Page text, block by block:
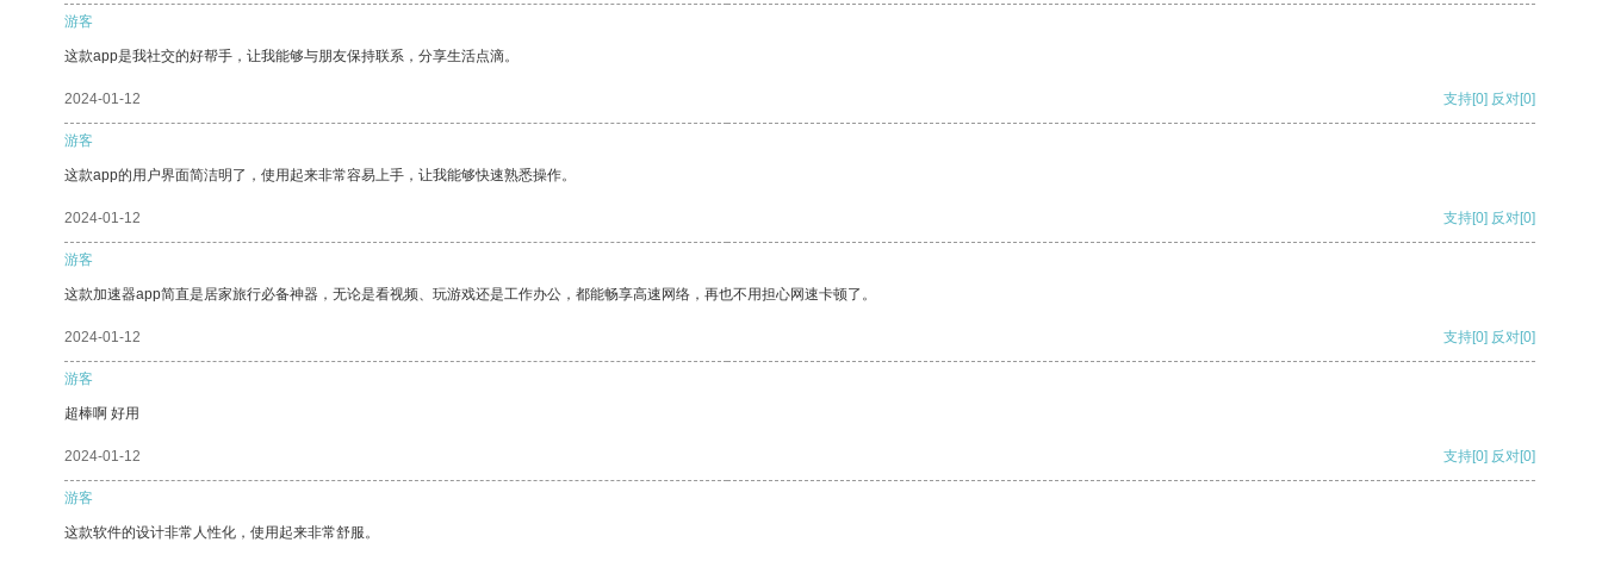
游客
这款app是我社交的好帮手，让我能够与朋友保持联系，分享生活点滴。
2024-01-12 支持[0] 反对[0]
游客
这款app的用户界面简洁明了，使用起来非常容易上手，让我能够快速熟悉操作。
2024-01-12 支持[0] 反对[0]
游客
这款加速器app简直是居家旅行必备神器，无论是看视频、玩游戏还是工作办公，都能畅享高速网络，再也不用担心网速卡顿了。
2024-01-12 支持[0] 反对[0]
游客
超棒啊 好用
2024-01-12 支持[0] 反对[0]
游客
这款软件的设计非常人性化，使用起来非常舒服。